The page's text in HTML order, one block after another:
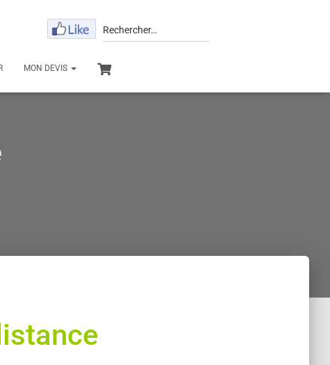
Rechercher…
MON DEVIS